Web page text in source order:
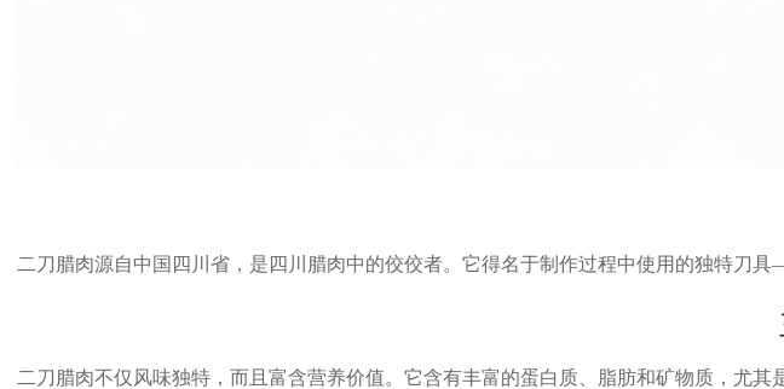
二刀腊肉源自中国四川省，是四川腊肉中的佼佼者。它得名于制作过程中使用的独特刀
二刀腊肉不仅风味独特，而且富含营养价值。它含有丰富的蛋白质、脂肪和矿物质，尤